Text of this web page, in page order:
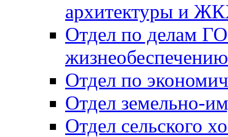
архитектуры и
Отдел по делам
Отдел по
Отдел земельно-
Отдел сельского